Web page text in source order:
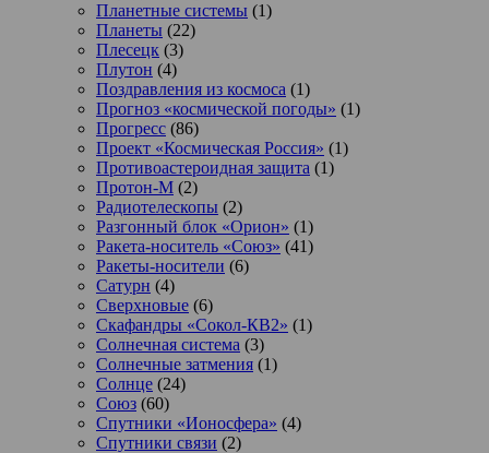
Планетные системы (1)
Планеты (22)
Плесецк (3)
Плутон (4)
Поздравления из космоса (1)
Прогноз «космической погоды» (1)
Прогресс (86)
Проект «Космическая Россия» (1)
Противоастероидная защита (1)
Протон-М (2)
Радиотелескопы (2)
Разгонный блок «Орион» (1)
Ракета-носитель «Союз» (41)
Ракеты-носители (6)
Сатурн (4)
Сверхновые (6)
Скафандры «Сокол-КВ2» (1)
Солнечная система (3)
Солнечные затмения (1)
Солнце (24)
Союз (60)
Спутники «Ионосфера» (4)
Спутники связи (2)